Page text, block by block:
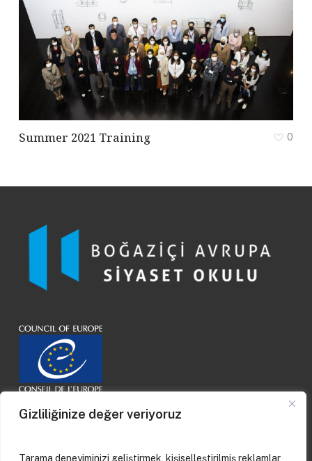
Gizliliğinize değer veriyoruz
Tarama deneyiminizi geliştirmek, kişiselleştirilmiş reklamlar
Summer 2021 Training 0